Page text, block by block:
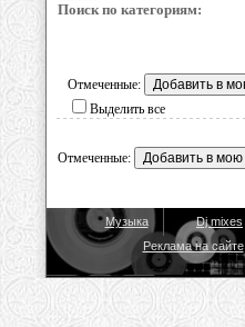
Поиск по категориям:
Отмеченные:
Выделить все
Отмеченные:
Музыка Dj mixes
Реклама на сайте